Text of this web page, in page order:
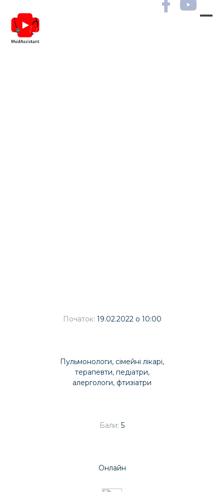
Початок: 19.02.2022 о 10:00
Пульмонологи, сімейні лікарі,
терапевти, педіатри,
алергологи, фтизіатри
Бали: 5
Онлайн